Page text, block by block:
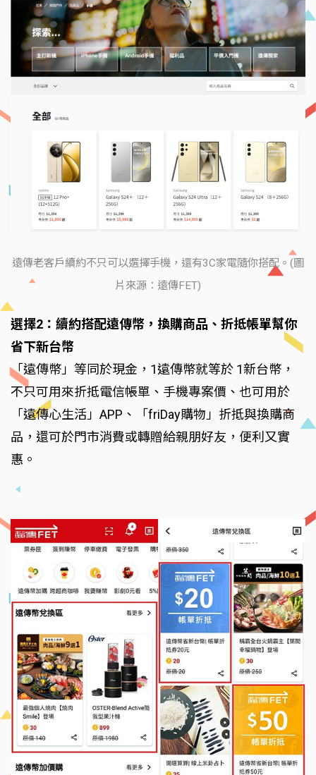
遠傳老客戶續約不只可以選擇手機，還有3C家電隨你搭配。(圖
片來源：遠傳FET)
選擇2：續約搭配遠傳幣，換購商品、折抵帳單幫你
省下新台幣
「遠傳幣」等同於現金，1遠傳幣就等於 1新台幣，
不只可用來折抵電信帳單、手機專案價、也可用於
「遠傳心生活」APP、「friDay購物」折抵與換購商
品，還可於門市消費或轉贈給親朋好友，便利又實
惠。